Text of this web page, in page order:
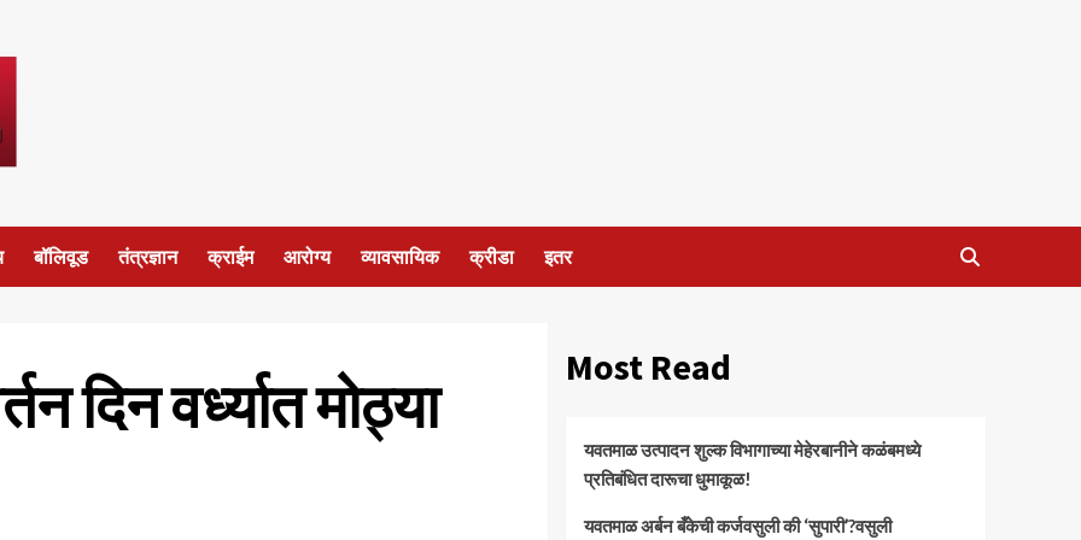
बॉलिवूड तंत्रज्ञान क्राईम आरोग्य व्यावसायिक क्रीडा इतर
दिन वर्ध्यात मोठ्या
Most Read
यवतमाळ उत्पादन शुल्क विभागाच्या मेहेरबानीने कळंबमध्ये
प्रतिबंधित दारूचा धुमाकूळ!
​यवतमाळ अर्बन बँकेची कर्जवसुली की ‘सुपारी’?वसुली